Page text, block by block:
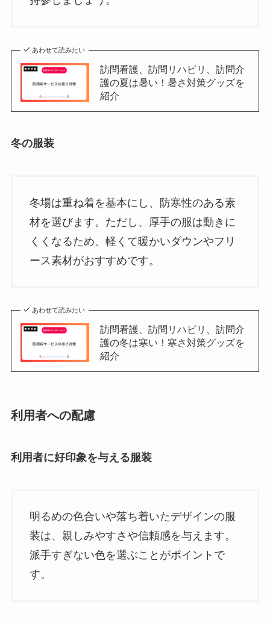
あわせて読みたい
訪問看護、訪問リハビリ、訪問介
護の夏は暑い！暑さ対策グッズを
紹介
冬の服装
冬場は重ね着を基本にし、防寒性のある素
材を選びます。ただし、厚手の服は動きに
くくなるため、軽くて暖かいダウンやフリ
ース素材がおすすめです。
あわせて読みたい
訪問看護、訪問リハビリ、訪問介
護の冬は寒い！寒さ対策グッズを
紹介
利用者への配慮
利用者に好印象を与える服装
明るめの色合いや落ち着いたデザインの服
装は、親しみやすさや信頼感を与えます。
派手すぎない色を選ぶことがポイントで
す。